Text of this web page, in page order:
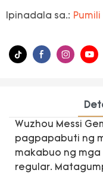
Ipinadala sa.:
Wuzhou Messi
pagpapabuti ng
makabuo ng
regular.